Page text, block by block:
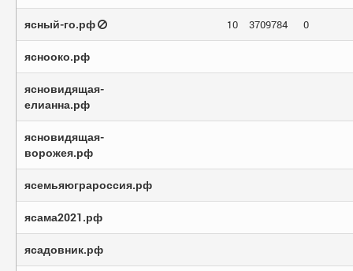
ясный-го.рф 10 3709784 0
яснооко.рф
ясновидящая-
елианна.рф
ясновидящая-
ворожея.рф
ясемьяюграроссия.рф
ясама2021.рф
ясадовник.рф